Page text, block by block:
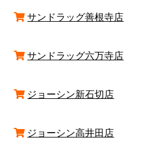
サンドラッグ善根寺店
サンドラッグ六万寺店
ジョーシン新石切店
ジョーシン高井田店